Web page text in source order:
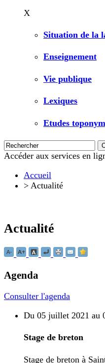
X
Situation de la
Enseignement
Vie publique
Lexiques
Etudes
Accéder aux services en
Accueil
> Actualité
Actualité
Agenda
Consulter l'agenda
Du 05 juillet 2021 au
Stage de breton
Stage de breton à